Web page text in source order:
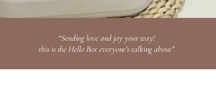
“Sending love and joy your way!
this is the Hello Box everyone’s talking about”